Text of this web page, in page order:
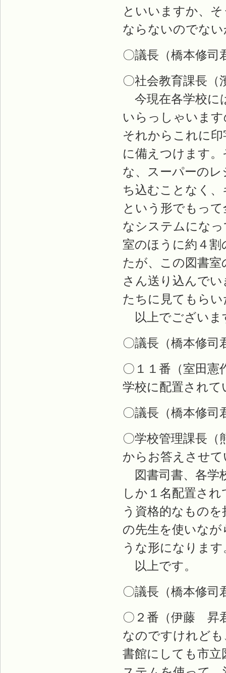
といいますか、
ならないのでな
〇議長（橋本修
〇社会教育課長
今現在各学校に
いらっしゃいま
それからこれに
に備えつけます
な、スーパーの
ち込むことなく
という形でもっ
なシステムにな
室のほうに約４
たが、この図書
さん送り込んで
たちに見てもら
以上でございま
〇議長（橋本修
〇１１番（室田
学校に配置され
〇議長（橋本修
〇学校管理課長
からお答えさせ
図書司書、各学
しか１名配置さ
う資格的なもの
の先生を使いな
うな形になります
以上です。
〇議長（橋本修
〇２番（伊藤 昇
なのですけれど
書館にしても市